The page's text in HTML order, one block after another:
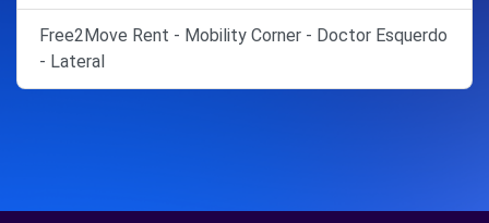
Free2Move Rent - Mobility Corner - Doctor Esquerdo
- Lateral